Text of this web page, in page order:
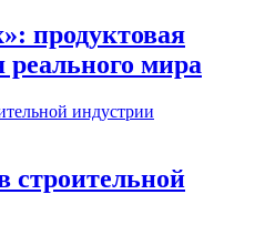
продуктовая
реального мира
строительной